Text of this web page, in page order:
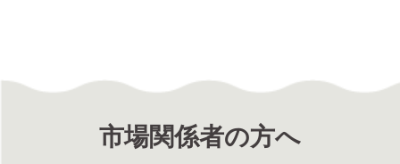
市場関係者の方へ